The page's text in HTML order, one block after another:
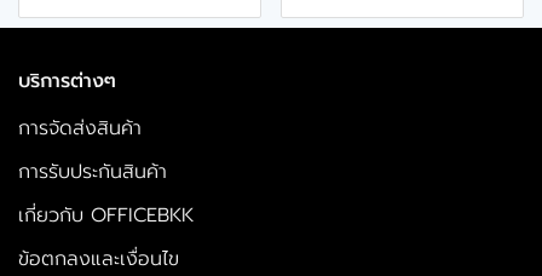
บริการต่างๆ
การจัดส่งสินค้า
การรับประกันสินค้า
เกี่ยวกับ OFFICEBKK
ข้อตกลงและเงื่อนไข